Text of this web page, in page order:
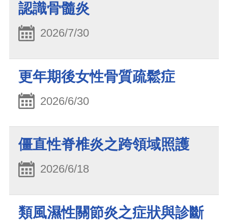
認識骨髓炎
2026/7/30
更年期後女性骨質疏鬆症
2026/6/30
僵直性脊椎炎之跨領域照護
2026/6/18
類風濕性關節炎之症狀與診斷